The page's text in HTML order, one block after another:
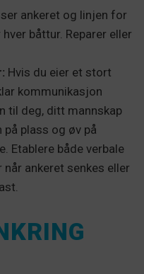
ankeret og linjen for
båttur. Reparer eller
Hvis du eier et stort
kommunikasjon
til deg, ditt mannskap
på plass og øv på
Etablere både verbale
ankeret senkes eller